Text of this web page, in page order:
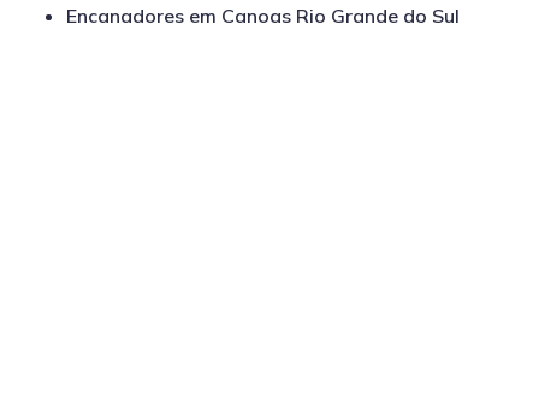
Encanadores em Canoas Rio Grande do Sul